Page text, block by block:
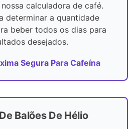
calculadora de café.
determinar a quantidade
beber todos os dias para
desejados.
Segura Para Cafeína
Balões De Hélio